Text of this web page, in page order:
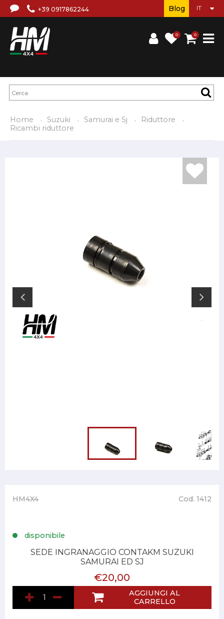
+39 0917862244
0 0
Blog
Home Suzuki Samurai e Sj
Riduttore
Ricambi riduttore
HM4X4 Cod. 1412
disponibile
SEDE INGRANAGGIO CONTAKM SUZUKI
SAMURAI ED SJ
€20,00
AGGIUNGI AL
CARRELLO